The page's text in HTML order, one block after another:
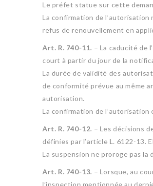
Le préfet statue sur cette
La confirmation de
refus de renouvellement en
Art. R. 740-11. − La caducité de
court à partir du jour de la
La durée de validité des
de conformité prévue au même
autorisation.
La confirmation de l’autorisation
Art. R. 740-12. − Les décisions
définies par l’article L. 6122-13.
La suspension ne proroge pas la
Art. R. 740-13. − Lorsque, au
l’inspection mentionnée au